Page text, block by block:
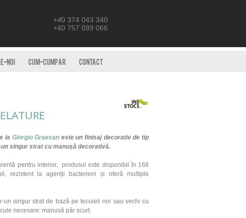
+40 374 043 340
+40 757 099 066
NOI CUM-CUMPAR CONTACT
la Giorgio Graesan este un finisaj decorativ de tip
singur strat cu manușă decorativă.
pentru interior, produsul este disponibil în 168
rezistent la agenții bacterieni și oferă multiple
un singur stratde bazăpe tecuieli noi sau vechi cu
necesare: manusă păr scurt.